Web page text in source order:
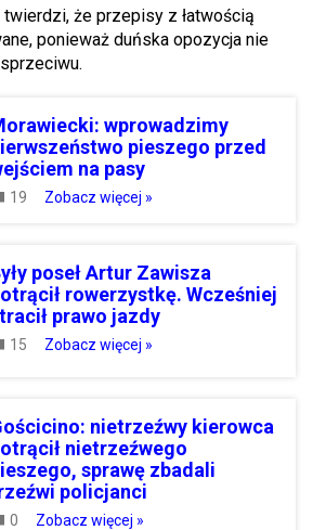
że przepisy z łatwością
ponieważ duńska opozycja nie
wprowadzimy
pieszego przed
na pasy
19 Zobacz więcej »
poseł Artur Zawisza
rowerzystkę. Wcześniej
prawo jazdy
15 Zobacz więcej »
nietrzeźwy kierowca
nietrzeźwego
sprawę zbadali
policjanci
0 Zobacz więcej »